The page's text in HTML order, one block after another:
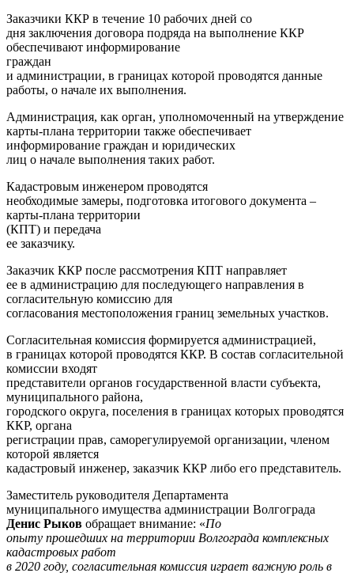
Заказчики ККР в течение 10 рабочих дней со
дня заключения договора подряда на выполнение ККР
обеспечивают информирование
граждан
и администрации, в границах которой проводятся данные
работы, о начале их выполнения.
Администрация, как орган, уполномоченный на утверждение
карты-плана территории также обеспечивает
информирование граждан и юридических
лиц о начале выполнения таких работ.
Кадастровым инженером проводятся
необходимые замеры, подготовка итогового документа –
карты-плана территории
(КПТ) и передача
ее заказчику.
Заказчик ККР после рассмотрения КПТ направляет
ее в администрацию для последующего направления в
согласительную комиссию для
согласования местоположения границ земельных участков.
Согласительная комиссия формируется администрацией,
в границах которой проводятся ККР. В состав согласительной
комиссии входят
представители органов государственной власти субъекта,
муниципального района,
городского округа, поселения в границах которых проводятся
ККР, органа
регистрации прав, саморегулируемой организации, членом
которой является
кадастровый инженер, заказчик ККР либо его представитель.
Заместитель руководителя Департамента
муниципального имущества администрации Волгограда
Денис Рыков обращает внимание: «По
опыту прошедших на территории Волгограда комплексных
кадастровых работ
в 2020 году, согласительная комиссия играет важную роль в